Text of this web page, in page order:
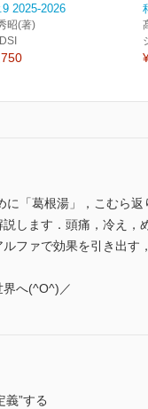
2025-2026
昭(著)
に「葛根湯」，こむら
します．頭痛，冷え
ファで効果を引き出
へ(^O^)／
義”する